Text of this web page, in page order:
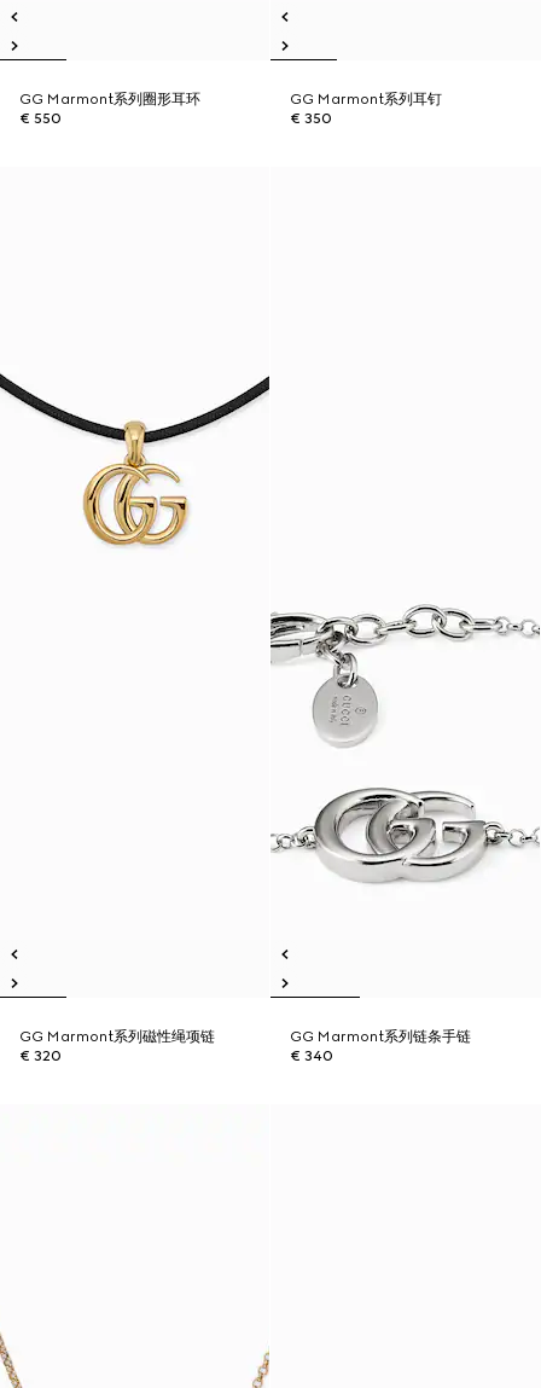
GG Marmont系列圈形耳环
€ 550
GG Marmont系列耳钉
€ 350
GG Marmont系列磁性绳项链
€ 320
GG Marmont系列链条手链
€ 340